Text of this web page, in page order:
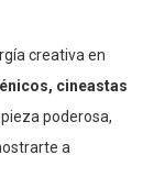
creativa en
cineastas
poderosa,
a